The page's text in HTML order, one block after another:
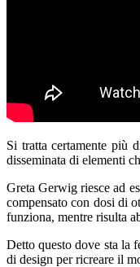
Si tratta certamente più
disseminata di elementi
Greta Gerwig riesce ad
compensato con dosi di
funziona, mentre risulta
Detto questo dove sta la
di design per ricreare il